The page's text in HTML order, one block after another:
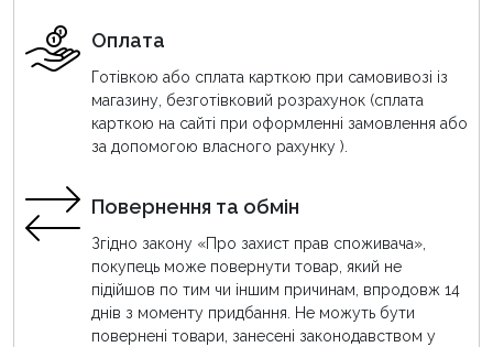
Оплата
Готівкою або сплата карткою при самовивозі із
магазину, безготівковий розрахунок (сплата
карткою на сайті при оформленні замовлення або
за допомогою власного рахунку ).
Повернення та обмін
Згідно закону «Про захист прав споживача»,
покупець може повернути товар, який не
підійшов по тим чи іншим причинам, впродовж 14
днів з моменту придбання. Не можуть бути
повернені товари, занесені законодавством у